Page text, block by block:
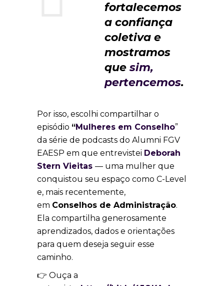
fortalecemos
a confiança
coletiva e
mostramos
que sim,
pertencemos.
Por isso, escolhi compartilhar o
episódio “Mulheres em Conselho”
da série de podcasts do Alumni FGV
EAESP em que entrevistei Deborah
Stern Vieitas — uma mulher que
conquistou seu espaço como C-Level
e, mais recentemente,
em Conselhos de Administração.
Ela compartilha generosamente
aprendizados, dados e orientações
para quem deseja seguir esse
caminho.
👉 Ouça a